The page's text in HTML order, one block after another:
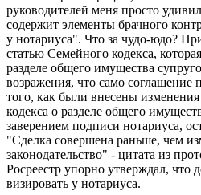
руководителей меня просто
содержит элементы брачного
у нотариуса". Что за чудо-юдо?
статью Семейного кодекса,
разделе общего имущества
возражения, что само соглашение
того, как были внесены
кодекса о разделе общего
заверением подписи нотариуса,
"Сделка совершена раньше, чем
законодательство" - цитата из
Росреестр упорно утверждал, что
визировать у нотариуса.